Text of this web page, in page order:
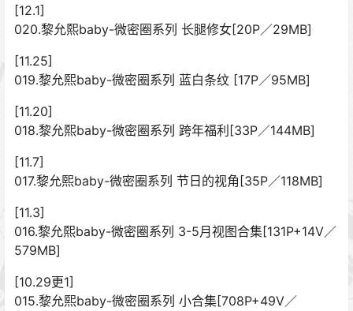
[12.1]
020.黎允熙baby-微密圈系列 长腿修女[20P／29MB]
[11.25]
019.黎允熙baby-微密圈系列 蓝白条纹 [17P／95MB]
[11.20]
018.黎允熙baby-微密圈系列 跨年福利[33P／144MB]
[11.7]
017.黎允熙baby-微密圈系列 节日的视角[35P／118MB]
[11.3]
016.黎允熙baby-微密圈系列 3-5月视图合集[131P+14V／
579MB]
[10.29更1]
015.黎允熙baby-微密圈系列 小合集[708P+49V／